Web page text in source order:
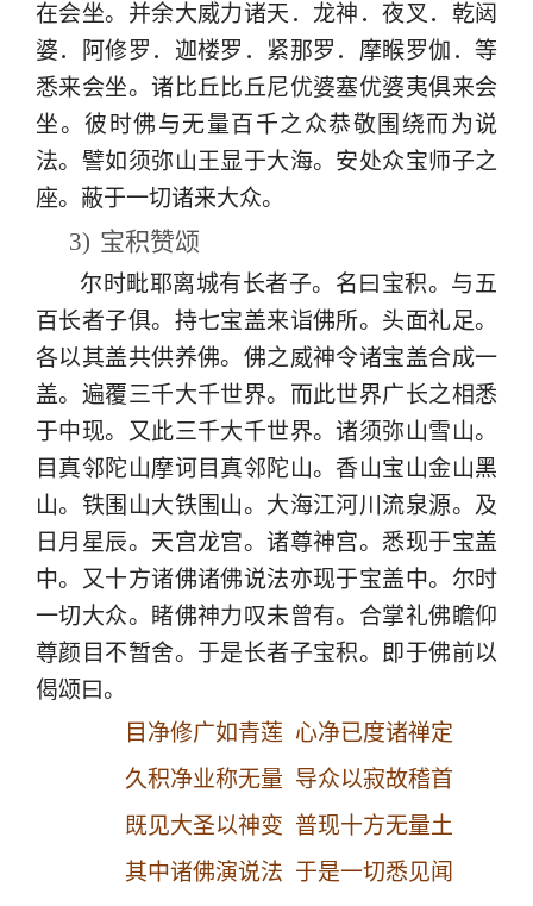
在会坐。并余大威力诸天．龙神．夜叉．乾闼
婆．阿修罗．迦楼罗．紧那罗．摩睺罗伽．等
悉来会坐。诸比丘比丘尼优婆塞优婆夷俱来会
坐。彼时佛与无量百千之众恭敬围绕而为说
法。譬如须弥山王显于大海。安处众宝师子之
座。蔽于一切诸来大众。
3) 宝积赞颂
尔时毗耶离城有长者子。名曰宝积。与五
百长者子俱。持七宝盖来诣佛所。头面礼足。
各以其盖共供养佛。佛之威神令诸宝盖合成一
盖。遍覆三千大千世界。而此世界广长之相悉
于中现。又此三千大千世界。诸须弥山雪山。
目真邻陀山摩诃目真邻陀山。香山宝山金山黑
山。铁围山大铁围山。大海江河川流泉源。及
日月星辰。天宫龙宫。诸尊神宫。悉现于宝盖
中。又十方诸佛诸佛说法亦现于宝盖中。尔时
一切大众。睹佛神力叹未曾有。合掌礼佛瞻仰
尊颜目不暂舍。于是长者子宝积。即于佛前以
偈颂曰。
目净修广如青莲 心净已度诸禅定
久积净业称无量 导众以寂故稽首
既见大圣以神变 普现十方无量土
其中诸佛演说法 于是一切悉见闻